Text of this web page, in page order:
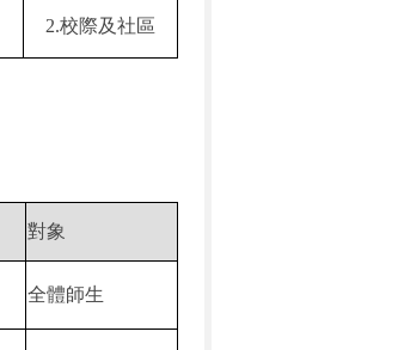
2.校際及社區
對象
全體師生